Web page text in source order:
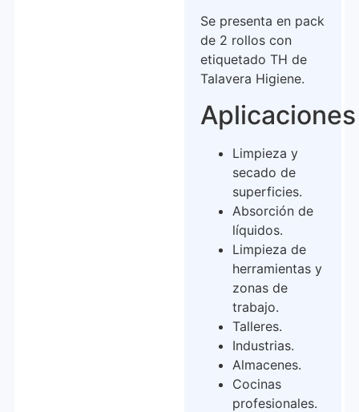
Se presenta en pack
de 2 rollos con
etiquetado TH de
Talavera Higiene.
Aplicaciones
Limpieza y
secado de
superficies.
Absorción de
líquidos.
Limpieza de
herramientas y
zonas de
trabajo.
Talleres.
Industrias.
Almacenes.
Cocinas
profesionales.